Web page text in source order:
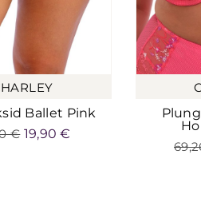
Ballet Pink
€ 19,90€